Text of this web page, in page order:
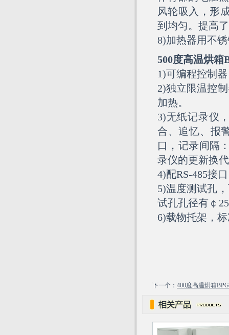
风轮吸入，形
到均匀。提高
8)加热器用不
500度高温烘箱
1)可编程控制
2)独立限温控
加热。
3)无纸记录仪
合、追忆、报
口，记录间隔
录仪的更新换
4)配RS-485接
5)温度测试孔
试孔孔径有￠
6)载物托架，
下一个： 400度高温烘箱